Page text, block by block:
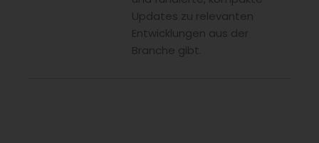
Updates zu relevanten
Entwicklungen aus der
Branche gibt.